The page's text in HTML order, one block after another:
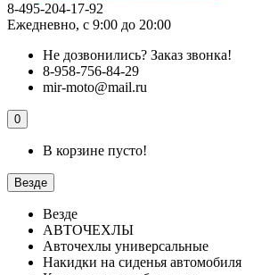
8-495-204-17-92
Ежедневно, с 9:00 до 20:00
Не дозвонились? Заказ звонка!
8-958-756-84-29
mir-moto@mail.ru
0
В корзине пусто!
Везде
Везде
АВТОЧЕХЛЫ
Авточехлы универсальные
Накидки на сиденья автомобиля